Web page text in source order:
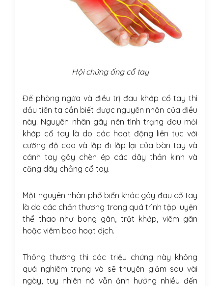
Hội chứng ống cổ tay
Để phòng ngừa và điều trị đau khớp cổ tay thì
đầu tiên ta cần biết được nguyên nhân của điều
này. Nguyên nhân gây nên tình trạng đau mỏi
khớp cổ tay là do các hoạt động liên tục với
cường độ cao và lặp đi lặp lại của bàn tay và
cánh tay gây chèn ép các dây thần kinh và
căng dây chằng cổ tay.
Một nguyên nhân phổ biến khác gây đau cổ tay
là do các chấn thương trong quá trình tập luyện
thể thao như bong gân, trật khớp, viêm gân
hoặc viêm bao hoạt dịch.
Thông thường thì các triệu chứng này không
quá nghiêm trọng và sẽ thuyên giảm sau vài
ngày, tuy nhiên nó vẫn ảnh hưởng nhiều đến